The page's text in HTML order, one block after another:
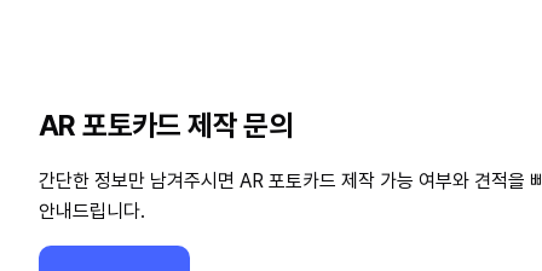
AR 포토카드 제작 문의
간단한 정보만 남겨주시면 AR 포토카드 제작 가능 여부와 견적을
안내드립니다.